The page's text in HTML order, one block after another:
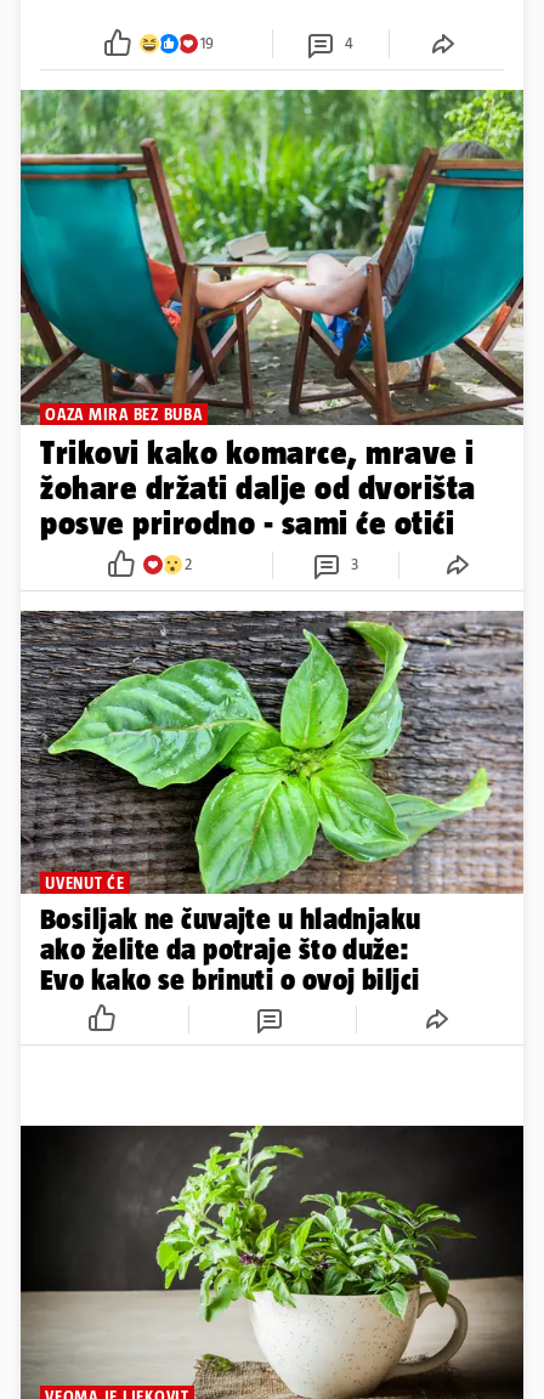
19 4
OAZA MIRA BEZ BUBA
Trikovi kako komarce, mrave i
žohare držati dalje od dvorišta
posve prirodno - sami će otići
2 3
UVENUT ĆE
Bosiljak ne čuvajte u hladnjaku
ako želite da potraje što duže:
Evo kako se brinuti o ovoj biljci